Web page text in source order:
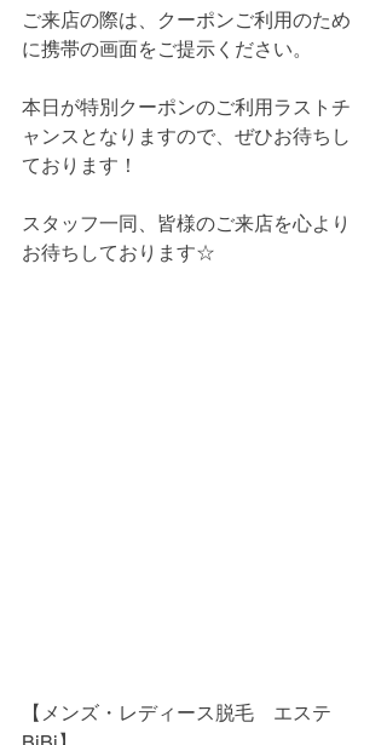
ご来店の際は、クーポンご利用のため
に携帯の画面をご提示ください。
本日が特別クーポンのご利用ラストチ
ャンスとなりますので、ぜひお待ちし
ております！
スタッフ一同、皆様のご来店を心より
お待ちしております☆
【メンズ・レディース脱毛　エステ